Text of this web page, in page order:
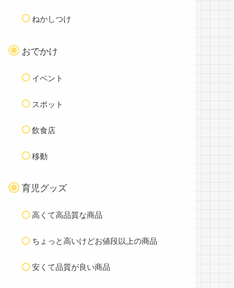
ねかしつけ
おでかけ
イベント
スポット
飲食店
移動
育児グッズ
高くて高品質な商品
ちょっと高いけどお値段以上の商品
安くて品質が良い商品